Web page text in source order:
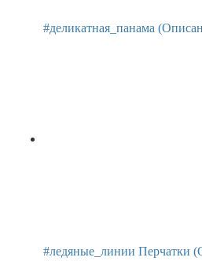
#деликатная_панама
#ледяные_линии Перчатки